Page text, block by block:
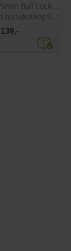
Duotight 9,5mm Ball Lock for øl
ball lock med hurtigkobling 9,5mm (3/8")
139,-